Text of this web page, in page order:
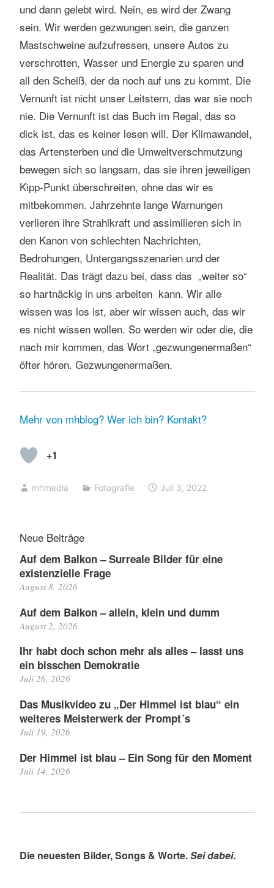
und dann gelebt wird. Nein, es wird der Zwang
sein. Wir werden gezwungen sein, die ganzen
Mastschweine aufzufressen, unsere Autos zu
verschrotten, Wasser und Energie zu sparen und
all den Scheiß, der da noch auf uns zu kommt. Die
Vernunft ist nicht unser Leitstern, das war sie noch
nie. Die Vernunft ist das Buch im Regal, das so
dick ist, das es keiner lesen will. Der Klimawandel,
das Artensterben und die Umweltverschmutzung
bewegen sich so langsam, das sie ihren jeweiligen
Kipp-Punkt überschreiten, ohne das wir es
mitbekommen. Jahrzehnte lange Warnungen
verlieren ihre Strahlkraft und assimilieren sich in
den Kanon von schlechten Nachrichten,
Bedrohungen, Untergangsszenarien und der
Realität. Das trägt dazu bei, dass das „weiter so“
so hartnäckig in uns arbeiten kann. Wir alle
wissen was los ist, aber wir wissen auch, das wir
es nicht wissen wollen. So werden wir oder die, die
nach mir kommen, das Wort „gezwungenermaßen“
öfter hören. Gezwungenermaßen.
Mehr von mhblog? Wer ich bin? Kontakt?
+1
mhmedia Fotografie Juli 3, 2022
Neue Beiträge
Auf dem Balkon – Surreale Bilder für eine
existenzielle Frage
August 8, 2026
Auf dem Balkon – allein, klein und dumm
August 2, 2026
Ihr habt doch schon mehr als alles – lasst uns
ein bisschen Demokratie
Juli 26, 2026
Das Musikvideo zu „Der Himmel ist blau“ ein
weiteres Meisterwerk der Prompt´s
Juli 19, 2026
Der Himmel ist blau – Ein Song für den Moment
Juli 14, 2026
Die neuesten Bilder, Songs & Worte.Sei dabei.